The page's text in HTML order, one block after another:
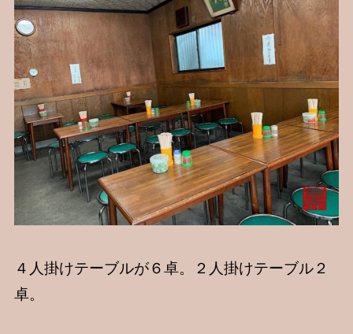
４人掛けテーブルが６卓。２人掛けテーブル２
卓。